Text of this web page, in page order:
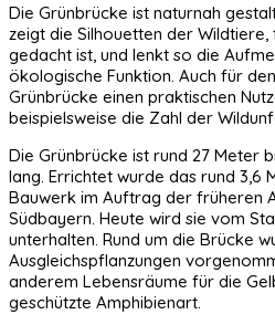
Die Grünbrücke ist naturnah
zeigt die Silhouetten der
gedacht ist, und lenkt so die
ökologische Funktion. Auch für
Grünbrücke einen praktischen
beispielsweise die Zahl der
Die Grünbrücke ist rund 27 Meter
lang. Errichtet wurde das rund 3,6
Bauwerk im Auftrag der früheren
Südbayern. Heute wird sie vom
unterhalten. Rund um die Brücke
Ausgleichspflanzungen
anderem Lebensräume für die
geschützte Amphibienart.